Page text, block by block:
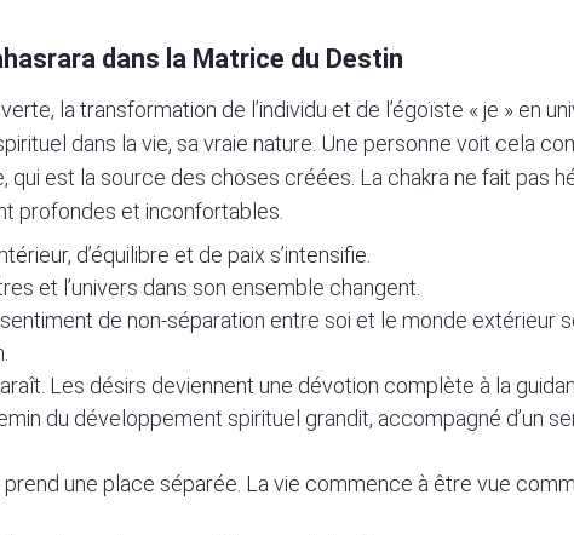
dans la Matrice du Destin
la transformation de l’individu et de l’égoïste « je » en
dans la vie, sa vraie nature. Une personne voit cela
qui est la source des choses créées. La chakra ne fait pas
profondes et inconfortables.
d’équilibre et de paix s’intensifie.
et l’univers dans son ensemble changent.
de non-séparation entre soi et le monde extérieur
Les désirs deviennent une dévotion complète à la
du développement spirituel grandit, accompagné d’un
une place séparée. La vie commence à être vue